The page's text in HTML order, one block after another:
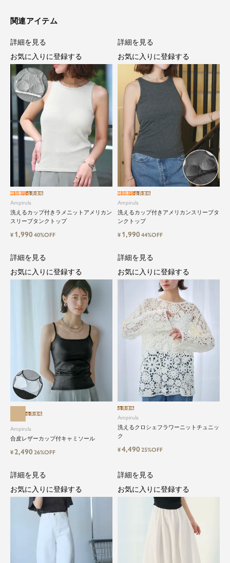
関連アイテム
Ampirula
洗えるカップ付きラメニットアメリカン
スリーブタンクトップ
特別割引会員価格
¥ 1,99040%OFF
詳細を見る
お気に入りに登録する
Ampirula
洗えるカップ付きアメリカンスリーブタ
ンクトップ
特別割引会員価格
¥ 1,99044%OFF
詳細を見る
お気に入りに登録する
Ampirula
合皮レザーカップ付キャミソール
会員価格
¥2,49026%OFF
詳細を見る
お気に入りに登録する
Ampirula
洗えるクロシェフラワーニットチュニッ
ク
会員価格
¥4,49025%OFF
詳細を見る
お気に入りに登録する
詳細を見る
お気に入りに登録する
詳細を見る
お気に入りに登録する